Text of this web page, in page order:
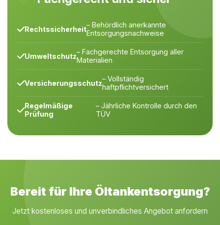
Rechtssicherheit– Behördlich anerkannte
Entsorgungsnachweise
Umweltschutz– Fachgerechte Entsorgung aller
Materialien
Versicherungsschutz– Vollständig
haftpflichtversichert
Regelmäßige
Prüfung
– Jährliche Kontrolle durch den
TÜV
Bereit für Ihre Öltankentsorgung?
Jetzt kostenloses und unverbindliches Angebot anfordern